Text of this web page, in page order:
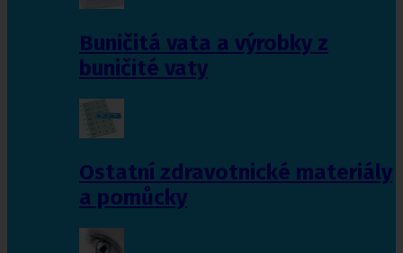
Buničitá vata a výrobky z
buničité vaty
Ostatní zdravotnické materiály
a pomůcky